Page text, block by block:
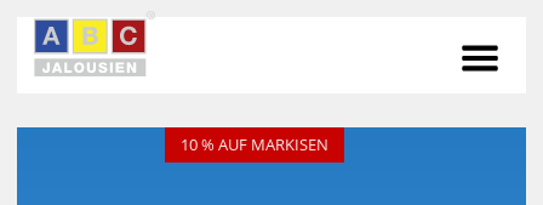
PRODUKTE
10 % AUF MARKISEN